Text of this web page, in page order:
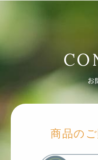
お
商品の